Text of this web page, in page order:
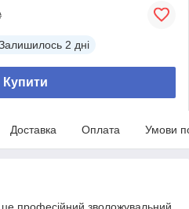
2 дні
Купити
Доставка Оплата Умови
професійний зволожувальний